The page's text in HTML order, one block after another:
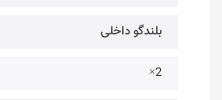
بلندگو داخلی
2×